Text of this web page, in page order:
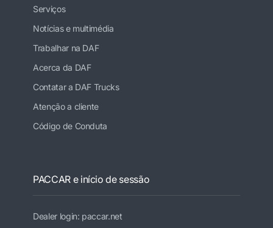
Serviços
Notícias e multimédia
Trabalhar na DAF
Acerca da DAF
Contatar a DAF Trucks
Atenção a cliente
Código de Conduta
PACCAR e início de sessão
Dealer login: paccar.net